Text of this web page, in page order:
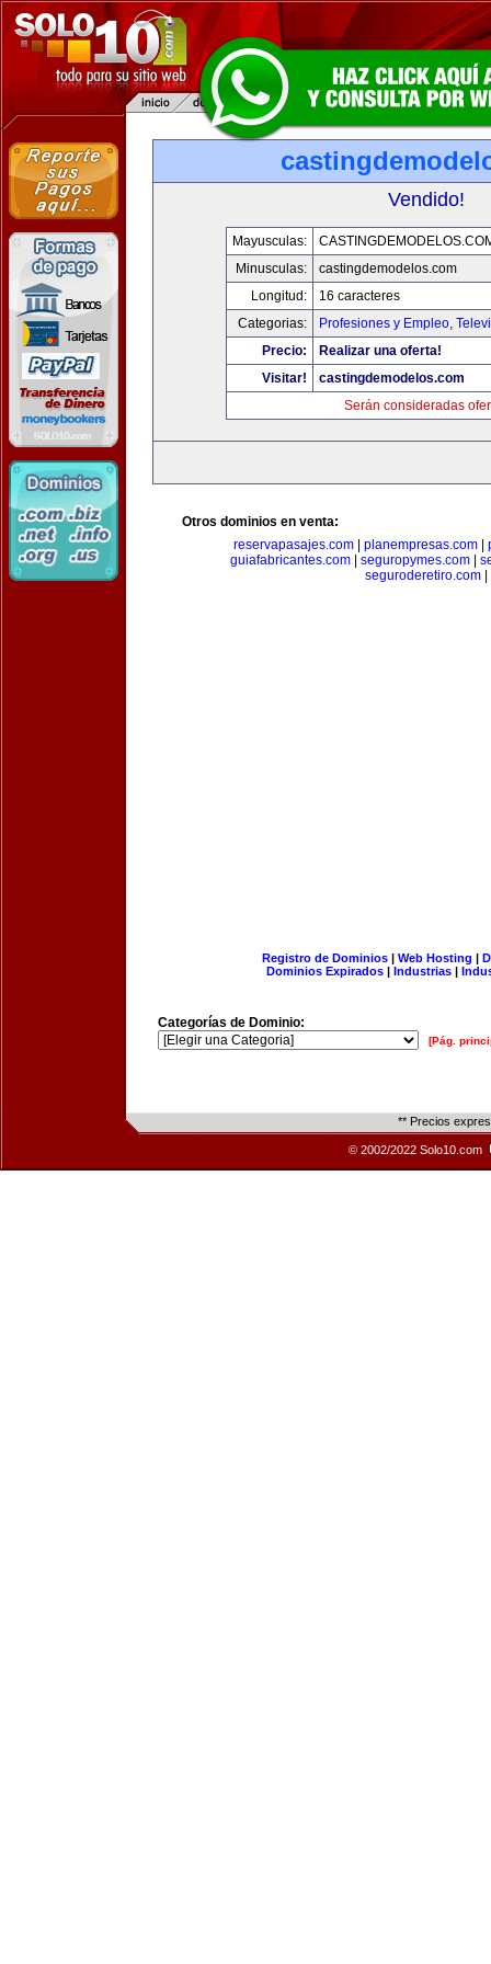
Vendido!
Mayusculas:
Minusculas:
castingdemodelos.com
Longitud:
16 caracteres
Categorias:
Profesiones y Empleo,
Precio:
Realizar una oferta!
Visitar!
castingdemodelos.com
Serán consideradas
Otros dominios en venta:
reservapasajes.com
planempresas.com
guiafabricantes.com| seguropymes.com|
seguroderetiro.com
Registro de Dominios| Web Hosting |
Dominios Expirados | Industrias |
Categorías de Dominio:
[Pág.
** Precios
© 2002/2022 Solo10.com